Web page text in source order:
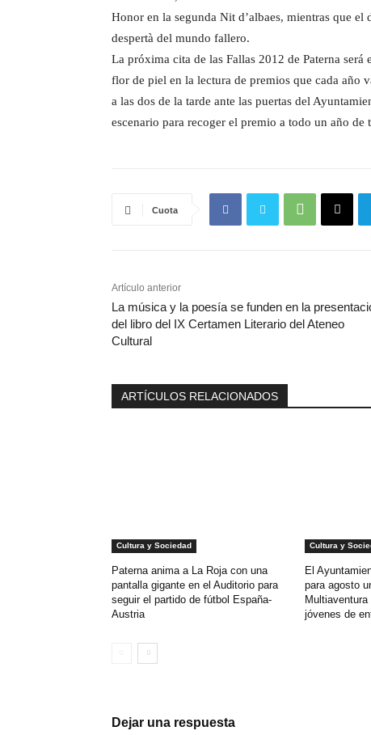
Honor en la segunda Nit d’albaes, mientras que
despertà del mundo fallero.
La próxima cita de las Fallas 2012 de Paterna
flor de piel en la lectura de premios que cada año
a las dos de la tarde ante las puertas del
escenario para recoger el premio a todo un año de
Cuota
Artículo anterior
La música y la poesía se funden en la
del libro del IX Certamen Literario del Ateneo
Cultural
ARTÍCULOS RELACIONADOS
Cultura y Sociedad
Paterna anima a La Roja con una
pantalla gigante en el Auditorio para
seguir el partido de fútbol España-
Austria
Cultura y
El
para agosto
Multiaventura
jóvenes de
Dejar una respuesta